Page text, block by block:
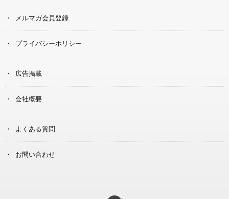
メルマガ会員登録
プライバシーポリシー
広告掲載
会社概要
よくある質問
お問い合わせ